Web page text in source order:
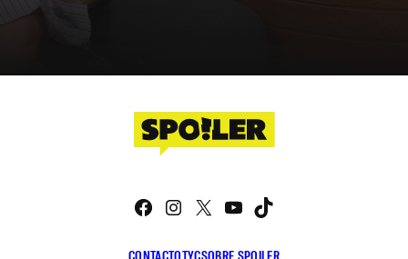
CONTACTOTYCSOBRE SPOILER
Facebook
Instagram
X YouTube